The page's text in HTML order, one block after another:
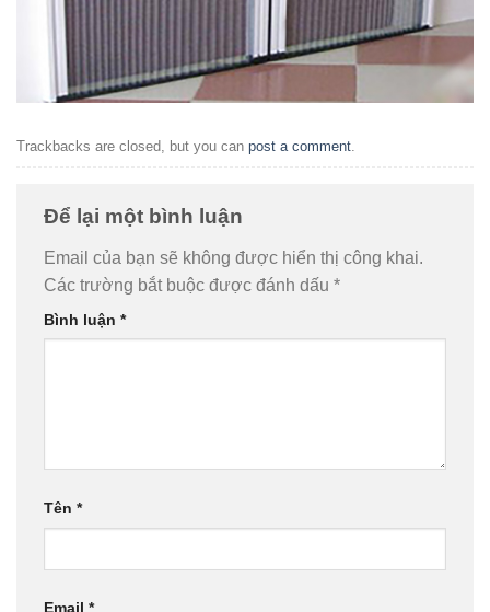
Trackbacks are closed, but you can post a comment.
Để lại một bình luận
Email của bạn sẽ không được hiển thị công khai.
Các trường bắt buộc được đánh dấu *
Bình luận *
Tên *
Email *